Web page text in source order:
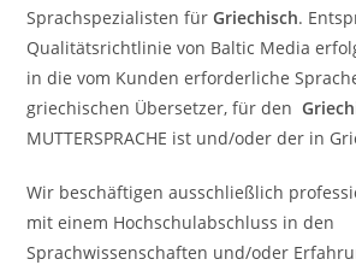
Sprachspezialisten fürGriechisch.
Qualitätsrichtlinie von Baltic Media
in die vom Kunden erforderliche
griechischen Übersetzer, für den
MUTTERSPRACHE ist und/oder der in
Wir beschäftigen ausschließlich
mit einem Hochschulabschluss in den
Sprachwissenschaften und/oder